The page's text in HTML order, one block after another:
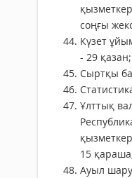
соңғы
Күзет
- 29 қазан;
Сыртқы
Ұлттық
15
Ауыл